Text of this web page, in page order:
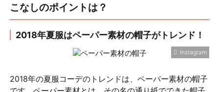
こなしのポイントは？
2018年夏服はペーパー素材の帽子がトレンド！
Instagram
2018年の夏服コーデのトレンドは、ペーパー素材の帽子